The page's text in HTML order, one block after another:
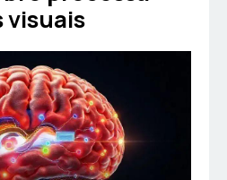
visuais